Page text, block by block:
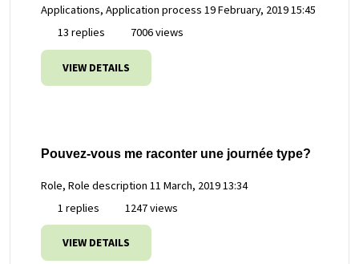
Applications, Application process 19 February, 2019 15:45
13 replies
7006 views
VIEW DETAILS
Pouvez-vous me raconter une journée type?
Role, Role description 11 March, 2019 13:34
1 replies
1247 views
VIEW DETAILS